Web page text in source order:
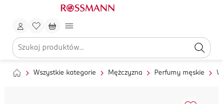
Wszystkie kategorie Mężczyzna Perfumy męskie